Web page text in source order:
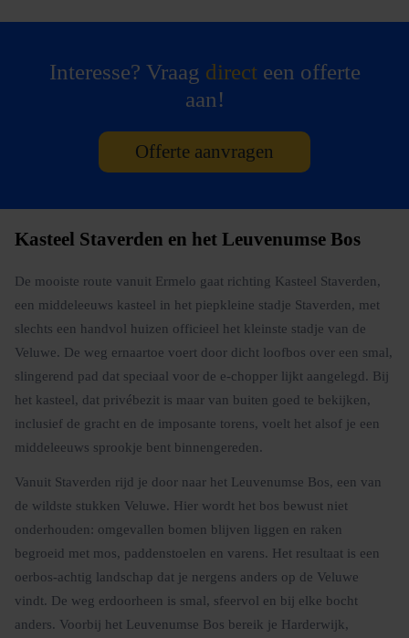
Interesse? Vraag directeen offerte
aan!
Offerte aanvragen
Kasteel Staverden en het Leuvenumse Bos
De mooiste route vanuit Ermelo gaat richting Kasteel Staverden,
een middeleeuws kasteel in het piepkleine stadje Staverden, met
slechts een handvol huizen officieel het kleinste stadje van de
Veluwe. De weg ernaartoe voert door dicht loofbos over een smal,
slingerend pad dat speciaal voor de e-chopper lijkt aangelegd. Bij
het kasteel, dat privébezit is maar van buiten goed te bekijken,
inclusief de gracht en de imposante torens, voelt het alsof je een
middeleeuws sprookje bent binnengereden.
Vanuit Staverden rijd je door naar het Leuvenumse Bos, een van
de wildste stukken Veluwe. Hier wordt het bos bewust niet
onderhouden: omgevallen bomen blijven liggen en raken
begroeid met mos, paddenstoelen en varens. Het resultaat is een
oerbos-achtig landschap dat je nergens anders op de Veluwe
vindt. De weg erdoorheen is smal, sfeervol en bij elke bocht
anders. Voorbij het Leuvenumse Bos bereik je Harderwijk,